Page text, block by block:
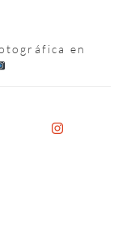
en